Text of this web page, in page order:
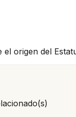
el origen del